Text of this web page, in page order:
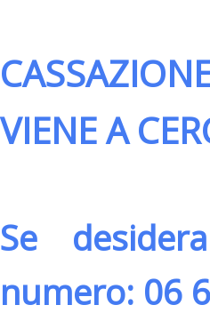
VIENE A
Se
numero: 06